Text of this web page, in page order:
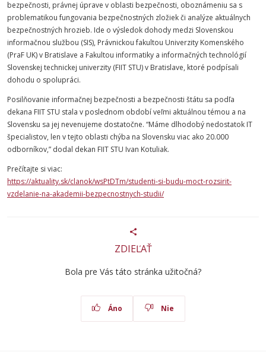
bezpečnosti, právnej úprave v oblasti bezpečnosti, oboznámeniu sa s
problematikou fungovania bezpečnostných zložiek či analýze aktuálnych
bezpečnostných hrozieb. Ide o výsledok dohody medzi Slovenskou
informačnou službou (SIS), Právnickoufakultou Univerzity Komenského
(PraF UK) v Bratislave a Fakultou informatiky a informačných technológií
Slovenskej technickej univerzity (FIIT STU) v Bratislave, ktoré podpísali
dohodu o spolupráci.
Posilňovanie informačnej bezpečnosti a bezpečnosti štátu sa podľa
dekana FIIT STU stala v poslednom období veľmi aktuálnou témou a na
Slovensku sa jej nevenujeme dostatočne. “Máme dlhodobý nedostatok IT
špecialistov, len v tejto oblasti chýba na Slovensku viac ako 20.000
odborníkov,” dodal dekan FIIT STU Ivan Kotuliak.
Prečítajte si viac:
https://aktuality.sk/clanok/wsPtDTm/studenti-si-budu-moct-rozsirit-
vzdelanie-na-akademii-bezpecnostnych-studii/
ZDIEĽAŤ
Bola pre Vás táto stránka užitočná?
Áno Nie